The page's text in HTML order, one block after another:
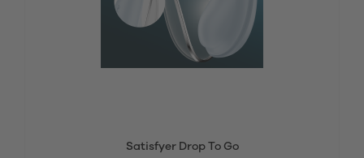
Satisfyer Drop To Go